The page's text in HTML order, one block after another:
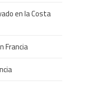
en la Costa
Francia